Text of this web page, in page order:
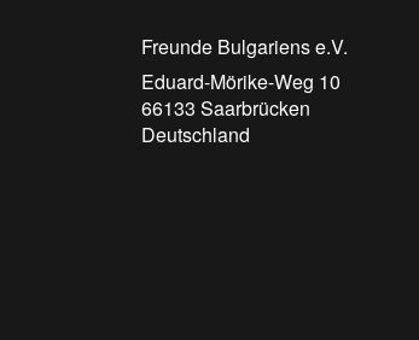
Freunde Bulgariens e.V.
Eduard-Mörike-Weg 10
66133 Saarbrücken
Deutschland